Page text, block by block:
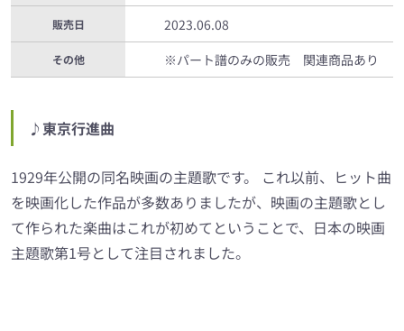
販売日 2023.06.08
その他 ※パート譜のみの販売 関連商品あり
♪東京行進曲
1929年公開の同名映画の主題歌です。 これ以前、ヒット曲
を映画化した作品が多数ありましたが、映画の主題歌とし
て作られた楽曲はこれが初めてということで、日本の映画
主題歌第1号として注目されました。